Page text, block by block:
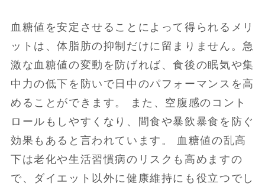
血糖値を安定させることによって得られるメリ
ットは、体脂肪の抑制だけに留まりません。急
激な血糖値の変動を防げれば、食後の眠気や集
中力の低下を防いで日中のパフォーマンスを高
めることができます。 また、空腹感のコント
ロールもしやすくなり、間食や暴飲暴食を防ぐ
効果もあると言われています。 血糖値の乱高
下は老化や生活習慣病のリスクも高めますの
で、ダイエット以外に健康維持にも役立つでし